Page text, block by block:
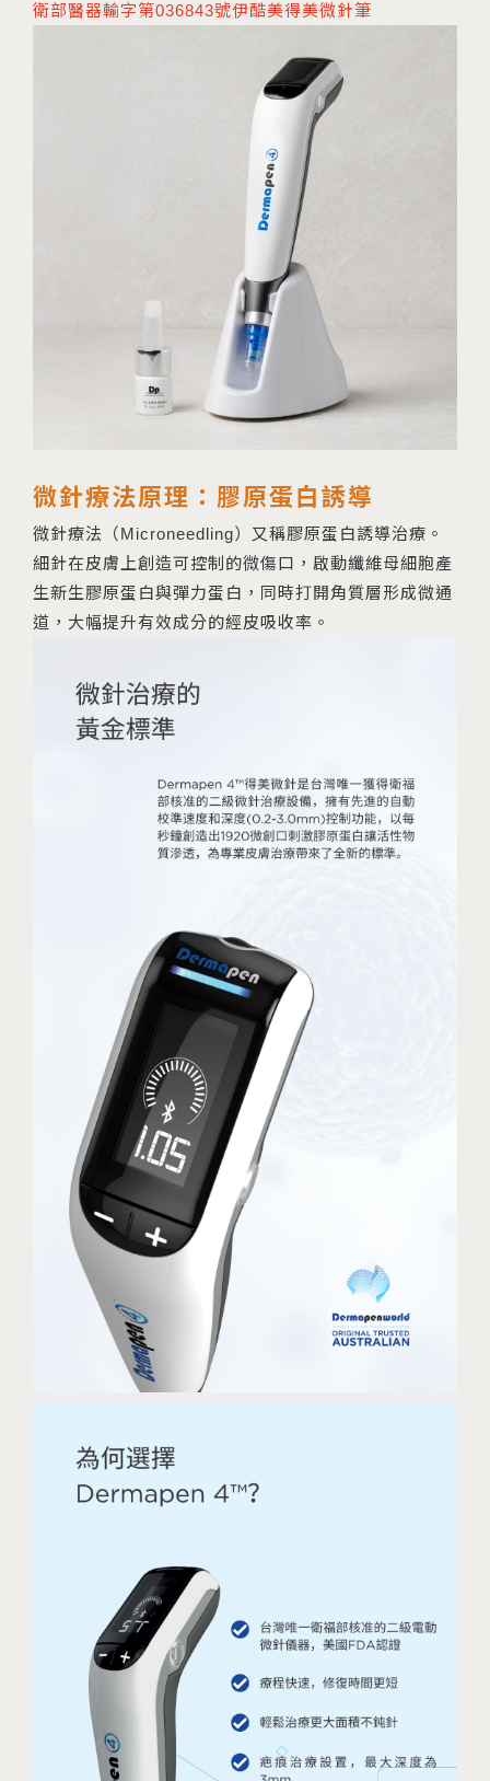
衛部醫器輸字第036843號伊酷美得美微針筆
微針療法原理：膠原蛋白誘導
微針療法（Microneedling）又稱膠原蛋白誘導治療。
細針在皮膚上創造可控制的微傷口，啟動纖維母細胞產
生新生膠原蛋白與彈力蛋白，同時打開角質層形成微通
道，大幅提升有效成分的經皮吸收率。